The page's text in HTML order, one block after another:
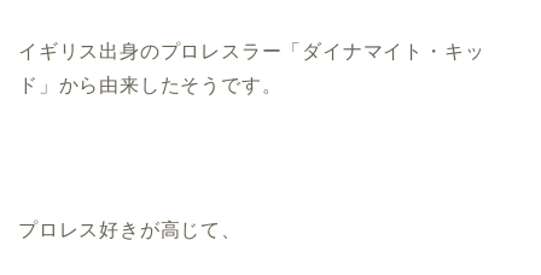
イギリス出身のプロレスラー「ダイナマイト・キッ
ド」から由来したそうです。
プロレス好きが高じて、